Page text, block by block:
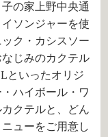
の家上野中央通
ソンジャーを使
ク・カシスソー
じみのカクテル
といったオリジ
ハイボール・ワ
クテルと、どん
ューをご用意し